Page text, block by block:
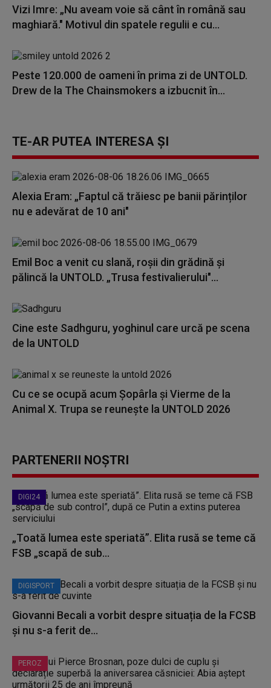
Vizi Imre: „Nu aveam voie să cânt în română sau
maghiară." Motivul din spatele regulii e cu...
Peste 120.000 de oameni în prima zi de UNTOLD.
Drew de la The Chainsmokers a izbucnit în...
TE-AR PUTEA INTERESA ȘI
Alexia Eram: „Faptul că trăiesc pe banii părinților
nu e adevărat de 10 ani"
Emil Boc a venit cu slană, roșii din grădină și
pălincă la UNTOLD. „Trusa festivalierului"...
Cine este Sadhguru, yoghinul care urcă pe scena
de la UNTOLD
Cu ce se ocupă acum Șopârla și Vierme de la
Animal X. Trupa se reunește la UNTOLD 2026
PARTENERII NOȘTRI
DIGI24
„Toată lumea este speriată”. Elita rusă se teme că
FSB „scapă de sub...
DIGISPORT
Giovanni Becali a vorbit despre situația de la FCSB
și nu s-a ferit de...
PEROZ